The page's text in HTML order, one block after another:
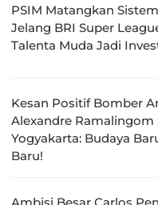
PSIM Matangkan
Jelang BRI Super
Talenta Muda Jadi
Kesan Positif Bomber
Alexandre Ramalingom
Yogyakarta: Budaya
Baru!